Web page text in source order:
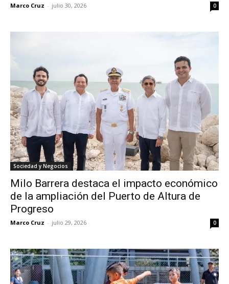
Marco Cruz - julio 30, 2026 0
Sociedad y Negocios
Milo Barrera destaca el impacto económico
de la ampliación del Puerto de Altura de
Progreso
Marco Cruz - julio 29, 2026 0